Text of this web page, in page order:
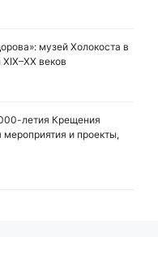
музей Холокоста в
веков
летия Крещения
и проекты,